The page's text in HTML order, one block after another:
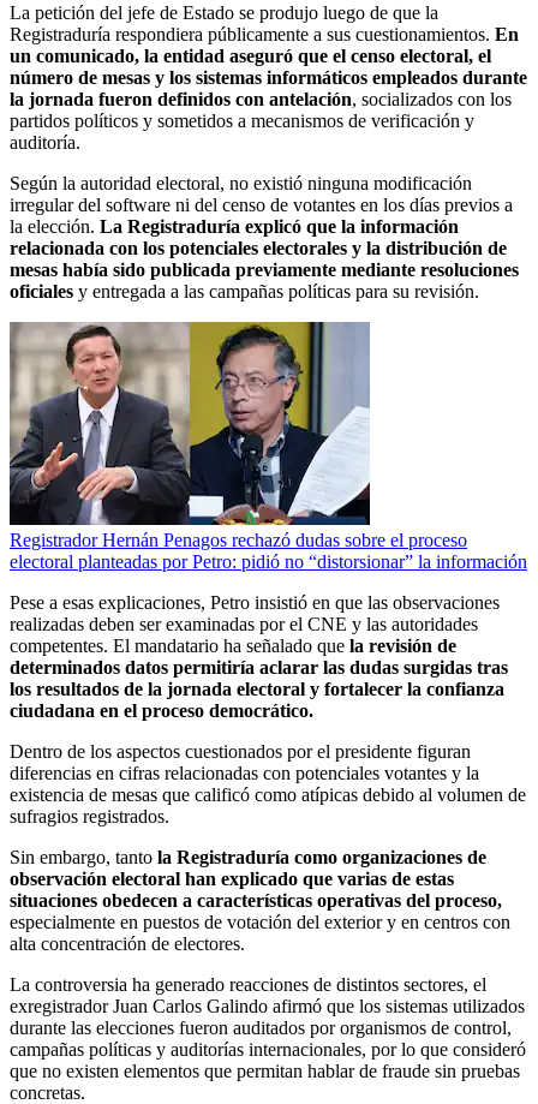
La petición del jefe de Estado se produjo luego de que la
Registraduría respondiera públicamente a sus cuestionamientos. En
un comunicado, la entidad aseguró que el censo electoral, el
número de mesas y los sistemas informáticos empleados durante
la jornada fueron definidos con antelación, socializados con los
partidos políticos y sometidos a mecanismos de verificación y
auditoría.
Según la autoridad electoral, no existió ninguna modificación
irregular del software ni del censo de votantes en los días previos a
la elección. La Registraduría explicó que la información
relacionada con los potenciales electorales y la distribución de
mesas había sido publicada previamente mediante resoluciones
oficiales y entregada a las campañas políticas para su revisión.
Registrador Hernán Penagos rechazó dudas sobre el proceso
electoral planteadas por Petro: pidió no “distorsionar” la información
Pese a esas explicaciones, Petro insistió en que las observaciones
realizadas deben ser examinadas por el CNE y las autoridades
competentes. El mandatario ha señalado que la revisión de
determinados datos permitiría aclarar las dudas surgidas tras
los resultados de la jornada electoral y fortalecer la confianza
ciudadana en el proceso democrático.
Dentro de los aspectos cuestionados por el presidente figuran
diferencias en cifras relacionadas con potenciales votantes y la
existencia de mesas que calificó como atípicas debido al volumen de
sufragios registrados.
Sin embargo, tanto la Registraduría como organizaciones de
observación electoral han explicado que varias de estas
situaciones obedecen a características operativas del proceso,
especialmente en puestos de votación del exterior y en centros con
alta concentración de electores.
La controversia ha generado reacciones de distintos sectores, el
exregistrador Juan Carlos Galindo afirmó que los sistemas utilizados
durante las elecciones fueron auditados por organismos de control,
campañas políticas y auditorías internacionales, por lo que consideró
que no existen elementos que permitan hablar de fraude sin pruebas
concretas.